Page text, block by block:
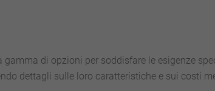
di opzioni per soddisfare le esigenze
dettagli sulle loro caratteristiche e sui costi